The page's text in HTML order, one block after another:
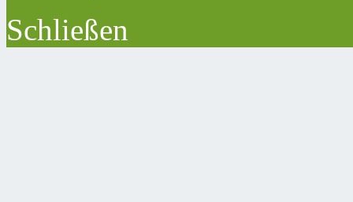
Schließen